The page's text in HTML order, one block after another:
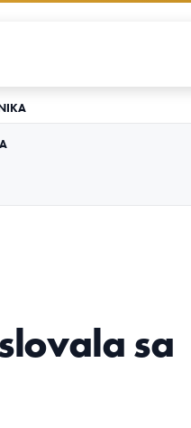
sa